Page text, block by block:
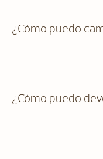
¿Cómo puedo
¿Cómo puedo